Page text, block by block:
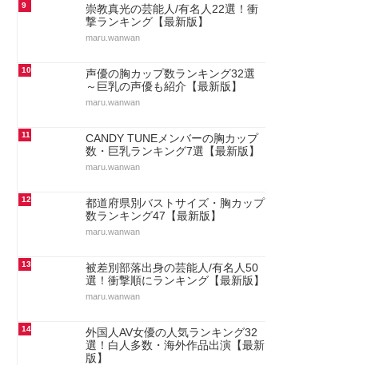
9
崇教真光の芸能人/有名人22選！衝
撃ランキング【最新版】
maru.wanwan
10
声優の胸カップ数ランキング32選
～巨乳の声優も紹介【最新版】
maru.wanwan
11
CANDY TUNEメンバーの胸カップ
数・巨乳ランキング7選【最新版】
maru.wanwan
12
都道府県別バストサイズ・胸カップ
数ランキング47【最新版】
maru.wanwan
13
被差別部落出身の芸能人/有名人50
選！衝撃順にランキング【最新版】
maru.wanwan
14
外国人AV女優の人気ランキング32
選！白人多数・海外作品出演【最新
版】